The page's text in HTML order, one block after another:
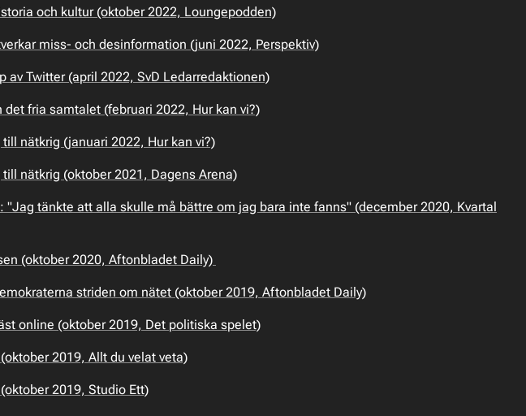
och kultur (oktober 2022, Loungepodden)
miss- och desinformation (juni 2022, Perspektiv)
av Twitter (april 2022, SvD Ledarredaktionen)
det fria samtalet (februari 2022, Hur kan vi?)
till nätkrig (januari 2022, Hur kan vi?)
till nätkrig (oktober 2021, Dagens Arena)
"Jag tänkte att alla skulle må bättre om jag bara inte fanns" (december 2020, Kvartal
(oktober 2020, Aftonbladet Daily)
striden om nätet (oktober 2019, Aftonbladet Daily)
online (oktober 2019, Det politiska spelet)
2019, Allt du velat veta)
2019, Studio Ett)